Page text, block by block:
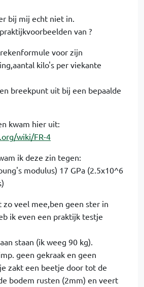
bij mij echt niet in.
van ?
voor zijn
kilo's per viekante
breekpunt uit bij een bepaalde
kwam hier uit:
wiki/FR-4
ik deze zin tegen:
modulus) 17 GPa (2.5x10^6
veel mee,ben geen ster in
ik even een praktijk testje
staan (ik weeg 90 kg).
geen gekraak en geen
zakt een beetje door tot de
bodem rusten (2mm) en veert